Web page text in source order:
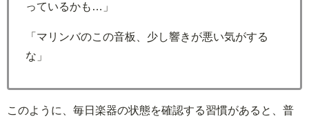
っているかも…」
「マリンバのこの音板、少し響きが悪い気がする
な」
このように、毎日楽器の状態を確認する習慣があると、普